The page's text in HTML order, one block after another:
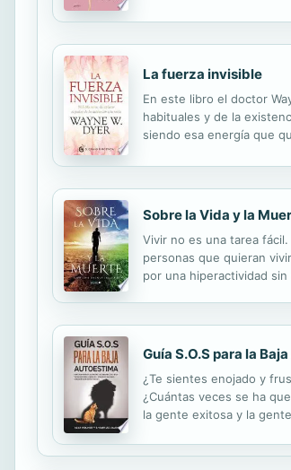
La fuerza invisible
En este libro el doctor
habituales y de la
siendo esa energía que
Sobre la Vida y la
Vivir no es una tarea
personas que quieran
por una hiperactividad
Guía S.O.S para la
¿Te sientes enojado y
¿Cuántas veces se ha
la gente exitosa y la